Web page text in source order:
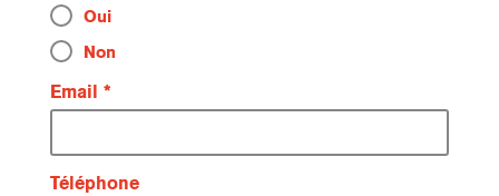
Oui
Non
Email
Téléphone